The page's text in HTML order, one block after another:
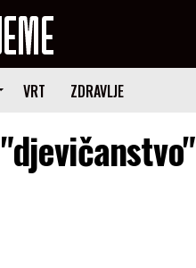
VRT ZDRAVLJE